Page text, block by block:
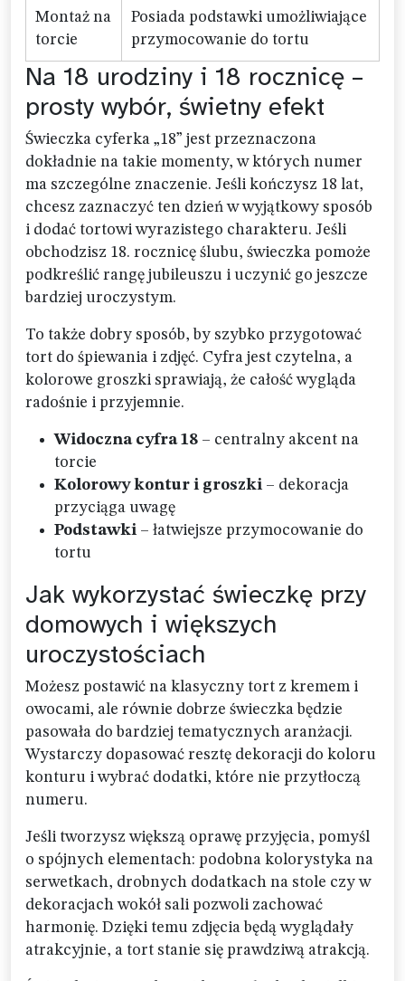
Montaż na
torcie
Posiada podstawki umożliwiające
przymocowanie do tortu
Na 18 urodziny i 18 rocznicę –
prosty wybór, świetny efekt
Świeczka cyferka „18” jest przeznaczona
dokładnie na takie momenty, w których numer
ma szczególne znaczenie. Jeśli kończysz 18 lat,
chcesz zaznaczyć ten dzień w wyjątkowy sposób
i dodać tortowi wyrazistego charakteru. Jeśli
obchodzisz 18. rocznicę ślubu, świeczka pomoże
podkreślić rangę jubileuszu i uczynić go jeszcze
bardziej uroczystym.
To także dobry sposób, by szybko przygotować
tort do śpiewania i zdjęć. Cyfra jest czytelna, a
kolorowe groszki sprawiają, że całość wygląda
radośnie i przyjemnie.
Widoczna cyfra 18 – centralny akcent na
torcie
Kolorowy kontur i groszki – dekoracja
przyciąga uwagę
Podstawki – łatwiejsze przymocowanie do
tortu
Jak wykorzystać świeczkę przy
domowych i większych
uroczystościach
Możesz postawić na klasyczny tort z kremem i
owocami, ale równie dobrze świeczka będzie
pasowała do bardziej tematycznych aranżacji.
Wystarczy dopasować resztę dekoracji do koloru
konturu i wybrać dodatki, które nie przytłoczą
numeru.
Jeśli tworzysz większą oprawę przyjęcia, pomyśl
o spójnych elementach: podobna kolorystyka na
serwetkach, drobnych dodatkach na stole czy w
dekoracjach wokół sali pozwoli zachować
harmonię. Dzięki temu zdjęcia będą wyglądały
atrakcyjnie, a tort stanie się prawdziwą atrakcją.